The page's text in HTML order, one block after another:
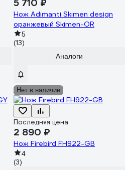
5 710 ₽
Нож Adimanti Skimen design
оранжевый Skimen-OR
5
(13)
Аналоги
Нет в наличии
Последняя цена
2 890 ₽
Нож Firebird FH922-GB
4
(3)